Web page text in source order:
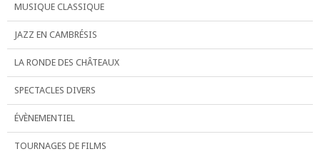
MUSIQUE CLASSIQUE
JAZZ EN CAMBRÉSIS
LA RONDE DES CHÂTEAUX
SPECTACLES DIVERS
ÉVÈNEMENTIEL
TOURNAGES DE FILMS